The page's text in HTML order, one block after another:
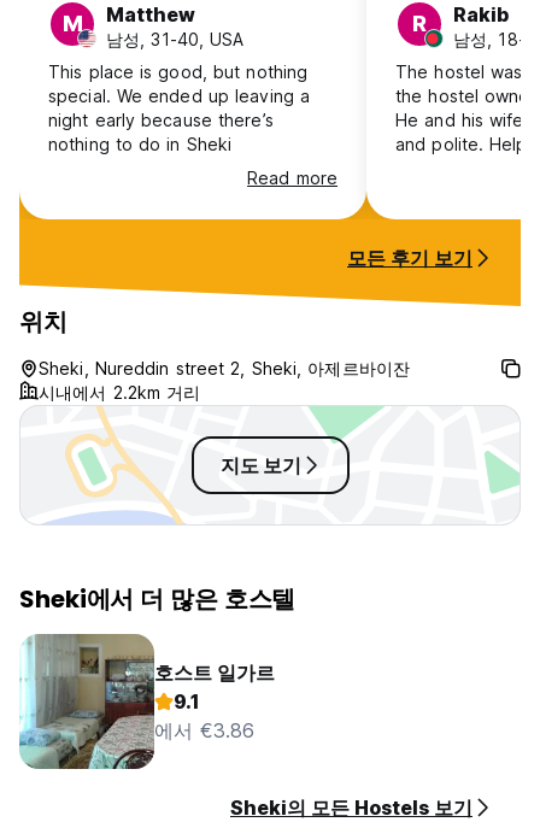
M Matthew
남성, 31-40, USA
This place is good, but nothing
special. We ended up leaving a
night early because there’s
nothing to do in Sheki
Read more
R Rakib
남성, 18-
The hostel was
the hostel
He and his wife
and polite.
모든 후기 보기
위치
Sheki, Nureddin street 2, Sheki, 아제르바이잔
시내에서 2.2km 거리
지도 보기
Sheki에서 더 많은 호스텔
호스트 일가르
9.1
에서 €3.86
Sheki의 모든 Hostels 보기